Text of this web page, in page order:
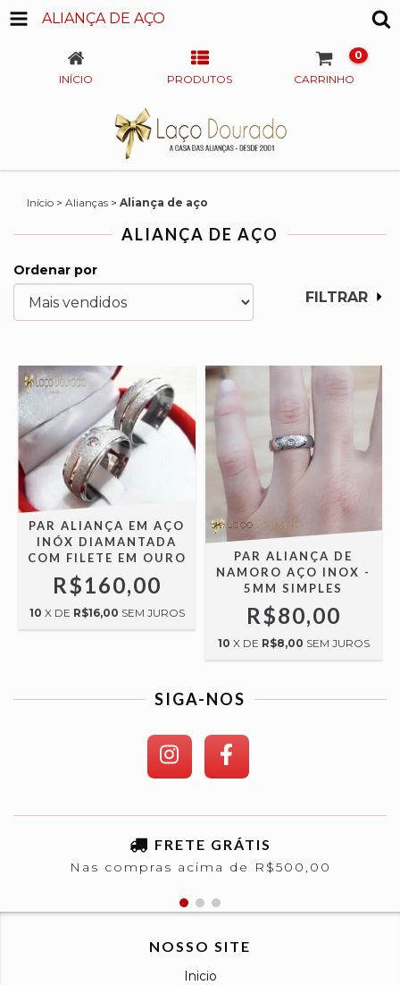
ALIANÇA DE AÇO
INÍCIO PRODUTOS CARRINHO
0
Início > Alianças > Aliança de aço
ALIANÇA DE AÇO
Ordenar por
FILTRAR
PAR ALIANÇA EM AÇO
INÓX DIAMANTADA
COM FILETE EM OURO
R$160,00
10 X DE R$16,00 SEM JUROS
PAR ALIANÇA DE
NAMORO AÇO INOX -
5MM SIMPLES
R$80,00
10 X DE R$8,00 SEM JUROS
SIGA-NOS
FRETE GRÁTIS
Nas compras acima de R$500,00
NOSSO SITE
Inicio